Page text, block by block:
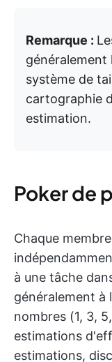
Remarque :
généralement
système de
cartographie
estimation.
Poker de
Chaque
à une tâche
généralement à
nombres (1, 3,
estimations
estimations,